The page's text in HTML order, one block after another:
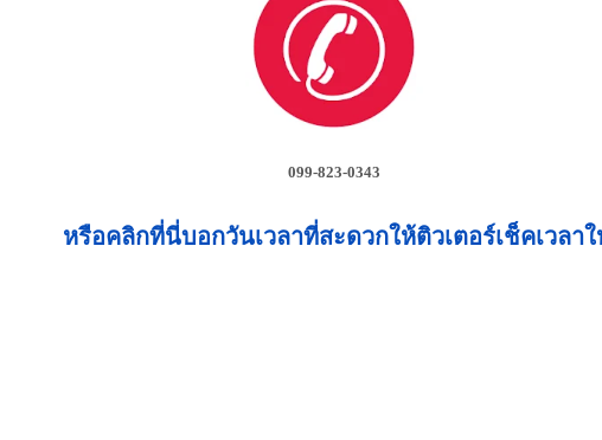
099-823-0343
หรือคลิกที่นี่บอกวันเวลาที่สะดวกให้ติวเตอร์เช็คเวลาใ